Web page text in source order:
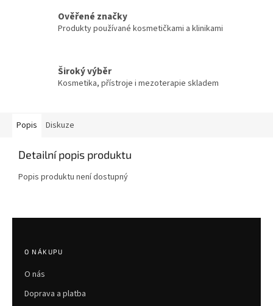
Ověřené značky
Produkty používané kosmetičkami a klinikami
Široký výběr
Kosmetika, přístroje i mezoterapie skladem
Popis Diskuze
Detailní popis produktu
Popis produktu není dostupný
O NÁKUPU
O nás
Doprava a platba